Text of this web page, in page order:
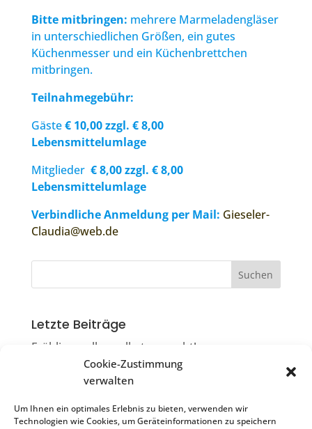
Cookie-Zustimmung
verwalten
Um Ihnen ein optimales Erlebnis zu bieten, verwenden wir
Technologien wie Cookies, um Geräteinformationen zu speichern
Bitte mitbringen: mehrere Marmeladengläser
in unterschiedlichen Größen, ein gutes
Küchenmesser und ein Küchenbrettchen
mitbringen.
Teilnahmegebühr:
Gäste€ 10,00 zzgl. € 8,00
Lebensmittelumlage
Mitglieder € 8,00 zzgl. € 8,00
Lebensmittelumlage
Verbindliche Anmeldung per Mail: Gieseler-
Claudia@web.de
Letzte Beiträge
Frühlingsrollen selbst gemacht!
Die Ruiter Flimmerkiste
Sonntagscafé